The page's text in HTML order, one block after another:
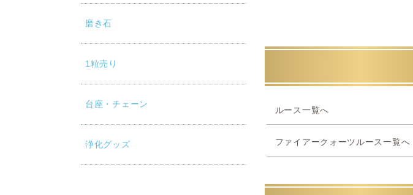
磨き石
1粒売り
台座・チェーン
浄化グッズ
ルース一覧へ
ファイアークォーツルース一覧へ